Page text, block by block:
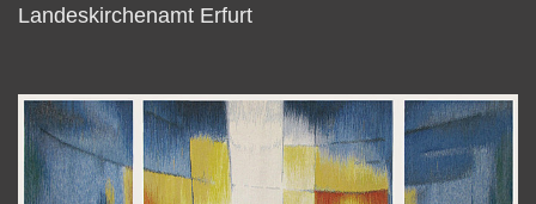
Landeskirchenamt Erfurt